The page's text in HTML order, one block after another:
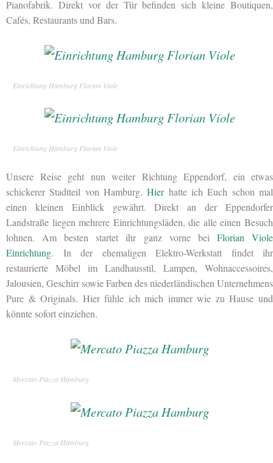
Pianofabrik. Direkt vor der Tür befinden sich kleine Boutiquen,
Cafés, Restaurants und Bars.
Einrichtung Hamburg Florian Viole
Einrichtung Hamburg Florian Viole
Unsere Reise geht nun weiter Richtung Eppendorf, ein etwas
schickerer Stadtteil von Hamburg.Hier hatte ich Euch schon mal
einen kleinen Einblick gewährt. Direkt an der Eppendorfer
Landstraße liegen mehrere Einrichtungsläden, die alle einen Besuch
lohnen. Am besten startet ihr ganz vorne bei Florian Viole
Einrichtung. In der ehemaligen Elektro-Werkstatt findet ihr
restaurierte Möbel im Landhausstil, Lampen, Wohnaccessoires,
Jalousien, Geschirr sowie Farben des niederländischen Unternehmens
Pure & Originals. Hier fühle ich mich immer wie zu Hause und
könnte sofort einziehen.
Mercato Piazza Hamburg
Mercato Piazza Hamburg